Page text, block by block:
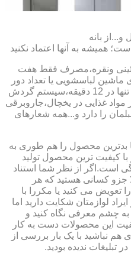
و...از بانه
همیشه به آنها اعتماد نکنید
ونقره،مصرف فقط هفت
لباسشویی یا تعداد دور
دیگ درونی،شست و شوی ظروف تنها در 12 دقیقه،سیستم گردش
مواد غذایی در یخچال،جاروبرقی
را دارد و...همه شعارهای
بدترین محصول را هم طوری به
با کیفیت ترین محصول تولید
است.اگر از نظر شما استناد
جزو کسانی هستید که هر
تعویض می کنید یا مکررا با
لوازمتان شکایت دارید اما
به چشم معرفی نگاه کنید و
این محصولات دست به کار
نباشید با یک بار بررسی از
تبلیغات ندیده بودید.